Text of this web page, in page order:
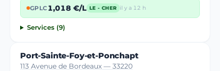
GPLC1,018 €/L LE - CHER il y a 12 h
Services (9)
Port-Sainte-Foy-et-Ponchapt
113 Avenue de Bordeaux — 33220